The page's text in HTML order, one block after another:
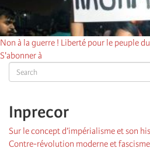
Search
Inprecor
Sur le concept d’impérialisme et son
Contre-révolution moderne et fascisme
Non à la guerre ! Liberté pour le peuple
S'abonner à